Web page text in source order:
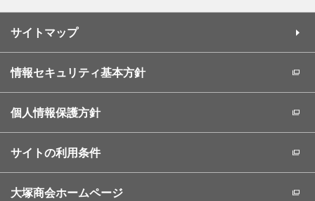
サイトマップ
情報セキュリティ基本方針
個人情報保護方針
サイトの利用条件
大塚商会ホームページ